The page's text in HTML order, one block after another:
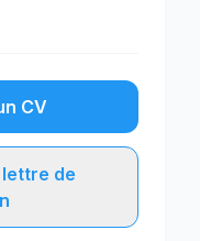
CV
de